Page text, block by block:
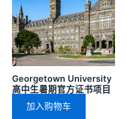
Georgetown University
高中生暑期官方证书项目
加入购物车